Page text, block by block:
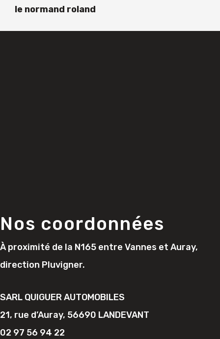
le normand roland
Nos coordonnées
À proximité de la N165 entre Vannes et Auray,
direction Pluvigner.
SARL QUIGUER AUTOMOBILES
21, rue d’Auray, 56690 LANDEVANT
02 97 56 94 22